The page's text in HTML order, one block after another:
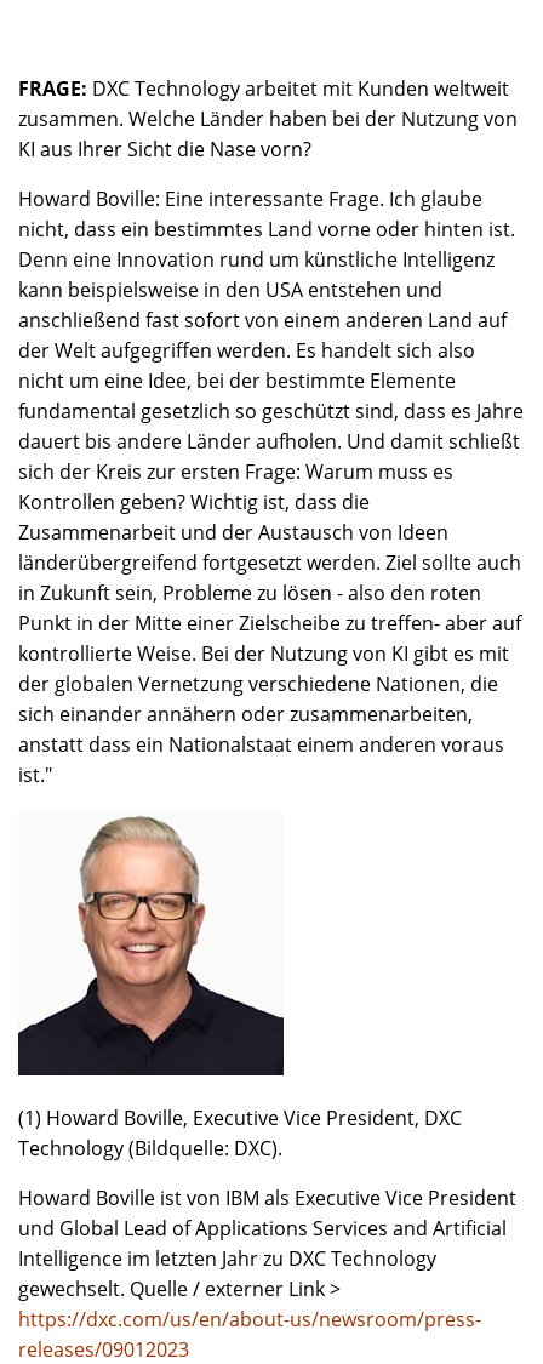
FRAGE: DXC Technology arbeitet mit Kunden weltweit
zusammen. Welche Länder haben bei der Nutzung von
KI aus Ihrer Sicht die Nase vorn?
Howard Boville: Eine interessante Frage. Ich glaube
nicht, dass ein bestimmtes Land vorne oder hinten ist.
Denn eine Innovation rund um künstliche Intelligenz
kann beispielsweise in den USA entstehen und
anschließend fast sofort von einem anderen Land auf
der Welt aufgegriffen werden. Es handelt sich also
nicht um eine Idee, bei der bestimmte Elemente
fundamental gesetzlich so geschützt sind, dass es Jahre
dauert bis andere Länder aufholen. Und damit schließt
sich der Kreis zur ersten Frage: Warum muss es
Kontrollen geben? Wichtig ist, dass die
Zusammenarbeit und der Austausch von Ideen
länderübergreifend fortgesetzt werden. Ziel sollte auch
in Zukunft sein, Probleme zu lösen - also den roten
Punkt in der Mitte einer Zielscheibe zu treffen- aber auf
kontrollierte Weise. Bei der Nutzung von KI gibt es mit
der globalen Vernetzung verschiedene Nationen, die
sich einander annähern oder zusammenarbeiten,
anstatt dass ein Nationalstaat einem anderen voraus
ist."
(1) Howard Boville, Executive Vice President, DXC
Technology (Bildquelle: DXC).
Howard Boville ist von IBM als Executive Vice President
und Global Lead of Applications Services and Artificial
Intelligence im letzten Jahr zu DXC Technology
gewechselt. Quelle / externer Link >
https://dxc.com/us/en/about-us/newsroom/press-
releases/09012023